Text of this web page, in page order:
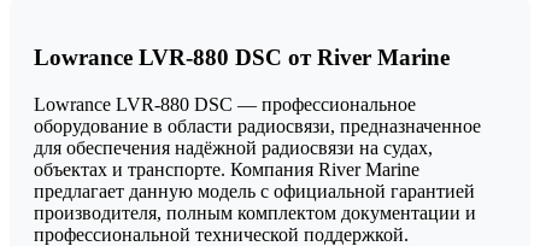
Lowrance LVR-880 DSC от River Marine
Lowrance LVR-880 DSC — профессиональное
оборудование в области радиосвязи, предназначенное
для обеспечения надёжной радиосвязи на судах,
объектах и транспорте. Компания River Marine
предлагает данную модель с официальной гарантией
производителя, полным комплектом документации и
профессиональной технической поддержкой.